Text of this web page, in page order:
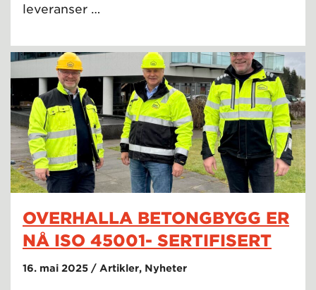
leveranser …
OVERHALLA BETONGBYGG ER
NÅ ISO 45001- SERTIFISERT
16. mai 2025 / Artikler, Nyheter